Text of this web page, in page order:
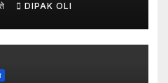
DIPAK OLI